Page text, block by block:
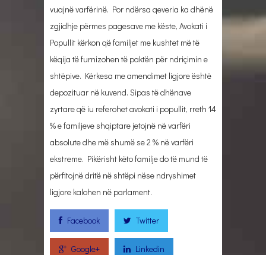
vuajnë varfërinë. Por ndërsa qeveria ka dhënë
zgjidhje përmes pagesave me këste, Avokati i
Popullit kërkon që familjet me kushtet më të
këqija të furnizohen të paktën për ndriçimin e
shtëpive. Kërkesa me amendimet ligjore është
depozituar në kuvend. Sipas të dhënave
zyrtare që iu referohet avokati i popullit, rreth 14
% e familjeve shqiptare jetojnë në varfëri
absolute dhe më shumë se 2 % në varfëri
ekstreme. Pikërisht këto familje do të mund të
përfitojnë dritë në shtëpi nëse ndryshimet
ligjore kalohen në parlament.
Facebook Twitter
Google+ Linkedin